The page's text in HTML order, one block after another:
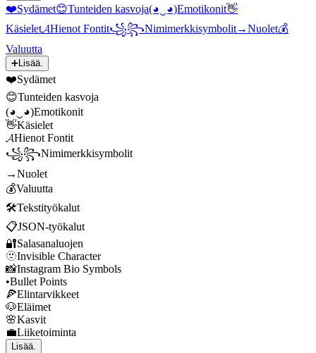
❤️Sydämet😊Tunteiden kasvoja(◕‿◕)Emotikonit👋
Käsielet𝓐Hienot Fontit꧁꧂Nimimerkkisymbolit→Nuolet💰
Valuutta
➕Lisää.
❤️Sydämet
😊Tunteiden kasvoja
(◕‿◕)Emotikonit
👋Käsielet
𝓐Hienot Fontit
꧁꧂Nimimerkkisymbolit
→Nuolet
💰Valuutta
🛠️Tekstityökalut
📋JSON-työkalut
🔐Salasanaluojen
🫥Invisible Character
📸Instagram Bio Symbols
•Bullet Points
🍕Elintarvikkeet
🐶Eläimet
🌸Kasvit
💼Liiketoiminta
Lisää.